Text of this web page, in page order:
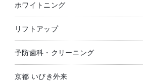
ホワイトニング
リフトアップ
予防歯科・クリーニング
京都 いびき外来